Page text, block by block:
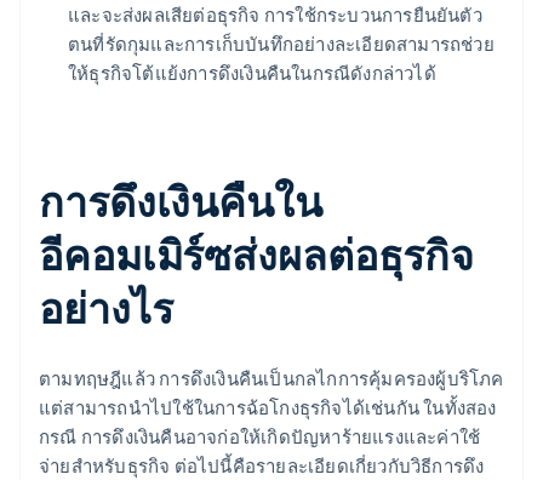
และจะส่งผลเสียต่อธุรกิจ การใช้กระบวนการยืนยันตัว
ตนที่รัดกุมและการเก็บบันทึกอย่างละเอียดสามารถช่วย
ให้ธุรกิจโต้แย้งการดึงเงินคืนในกรณีดังกล่าวได้
การดึงเงินคืนใน
อีคอมเมิร์ซส่งผลต่อธุรกิจ
อย่างไร
ตามทฤษฎีแล้ว การดึงเงินคืนเป็นกลไกการคุ้มครองผู้บริโภค
แต่สามารถนําไปใช้ในการฉ้อโกงธุรกิจได้เช่นกัน ในทั้งสอง
กรณี การดึงเงินคืนอาจก่อให้เกิดปัญหาร้ายแรงและค่าใช้
จ่ายสําหรับธุรกิจ ต่อไปนี้คือรายละเอียดเกี่ยวกับวิธีการดึง